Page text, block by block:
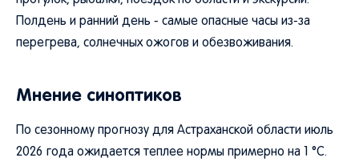
Полдень и ранний день - самые опасные часы из-за
перегрева, солнечных ожогов и обезвоживания.
Мнение синоптиков
По сезонному прогнозу для Астраханской области июль
2026 года ожидается теплее нормы примерно на 1 °C.